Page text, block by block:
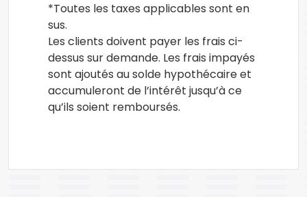
*Toutes les taxes applicables sont en
sus.
Les clients doivent payer les frais ci-
dessus sur demande. Les frais impayés
sont ajoutés au solde hypothécaire et
accumuleront de l’intérêt jusqu’à ce
qu’ils soient remboursés.